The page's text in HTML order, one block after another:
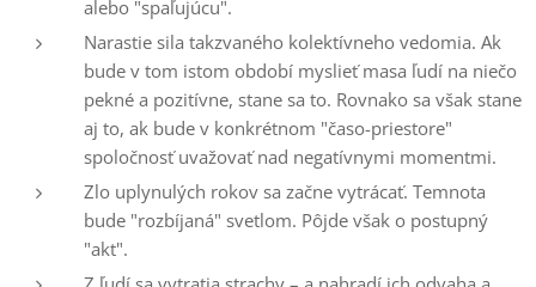
alebo "spaľujúcu".
Narastie sila takzvaného kolektívneho vedomia. Ak
bude v tom istom období myslieť masa ľudí na niečo
pekné a pozitívne, stane sa to. Rovnako sa však stane
aj to, ak bude v konkrétnom "časo-priestore"
spoločnosť uvažovať nad negatívnymi momentmi.
Zlo uplynulých rokov sa začne vytrácať. Temnota
bude "rozbíjaná" svetlom. Pôjde však o postupný
"akt".